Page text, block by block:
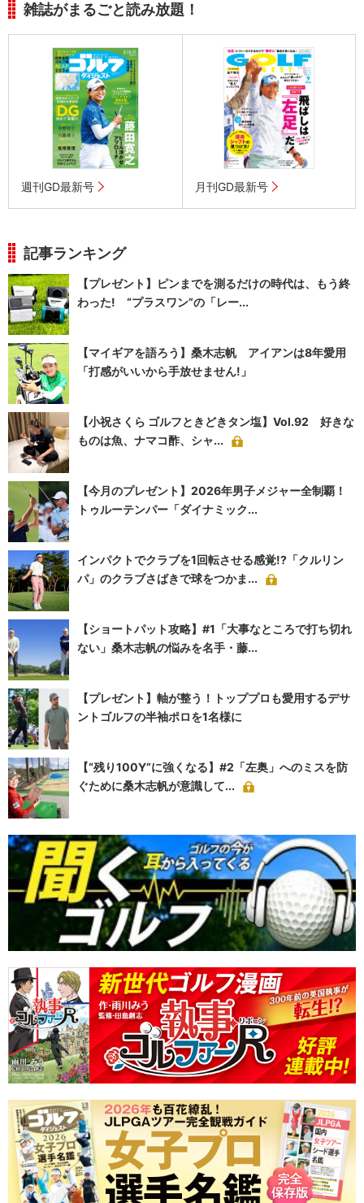
雑誌がまるごと読み放題！
週刊GD最新号 月刊GD最新号
記事ランキング
【プレゼント】ピンまでを測るだけの時代は、もう終
わった! “プラスワン”の「レー...
【マイギアを語ろう】桑木志帆 アイアンは8年愛用
「打感がいいから手放せません!」
【小祝さくら ゴルフときどきタン塩】Vol.92 好きな
ものは魚、ナマコ酢、シャ...
【今月のプレゼント】2026年男子メジャー全制覇！
トゥルーテンパー「ダイナミック...
インパクトでクラブを1回転させる感覚!?「クルリン
パ」のクラブさばきで球をつかま...
【ショートパット攻略】#1「大事なところで打ち切れ
ない」桑木志帆の悩みを名手・藤...
【プレゼント】軸が整う！トッププロも愛用するデサ
ントゴルフの半袖ポロを1名様に
【“残り100Y”に強くなる】#2「左奥」へのミスを防
ぐために桑木志帆が意識して...